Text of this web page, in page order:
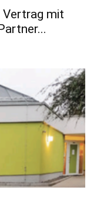
Vertrag mit